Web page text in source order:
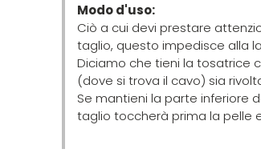
Modo d'uso:
Ciò a cui devi prestare
taglio, questo impedisce alla
Diciamo che tieni la tosatrice
(dove si trova il cavo) sia
Se mantieni la parte inferiore
taglio toccherà prima la pelle